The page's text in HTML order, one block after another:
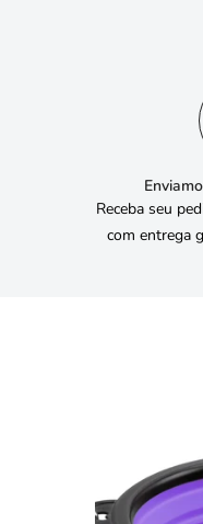
Receba seu
com entrega